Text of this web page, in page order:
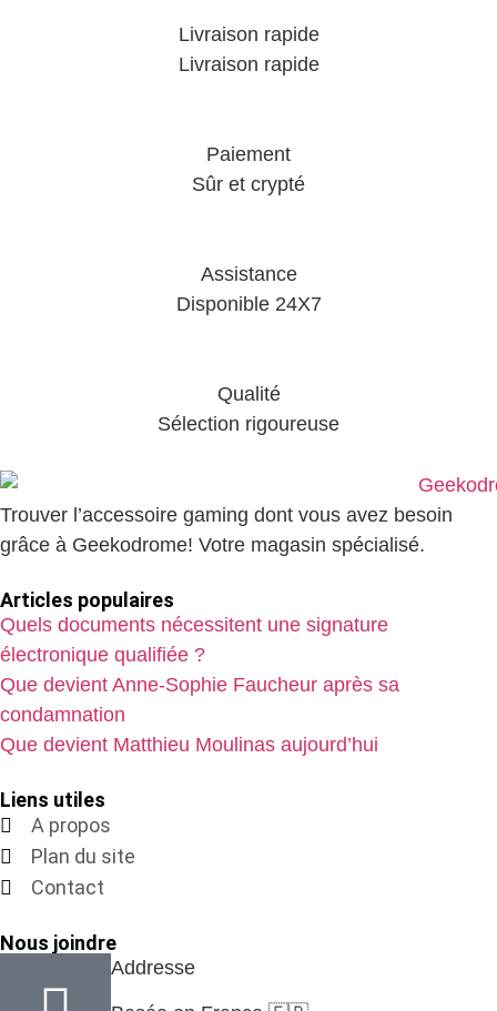
Livraison rapide
Livraison rapide
Paiement
Sûr et crypté
Assistance
Disponible 24X7
Qualité
Sélection rigoureuse
Trouver l’accessoire gaming dont vous avez besoin
grâce à Geekodrome! Votre magasin spécialisé.
Articles populaires
Quels documents nécessitent une signature
électronique qualifiée ?
Que devient Anne-Sophie Faucheur après sa
condamnation
Que devient Matthieu Moulinas aujourd’hui
Liens utiles
A propos
Plan du site
Contact
Nous joindre
Addresse